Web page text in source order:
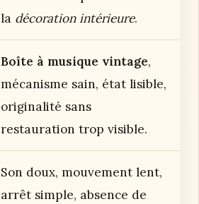
la décoration intérieure.
Boîte à musique vintage,
mécanisme sain, état lisible,
originalité sans
restauration trop visible.
Son doux, mouvement lent,
arrêt simple, absence de